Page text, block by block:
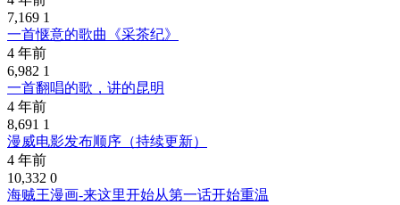
7,169 1
一首惬意的歌曲《采茶纪》
4 年前
6,982 1
一首翻唱的歌，讲的昆明
4 年前
8,691 1
漫威电影发布顺序（持续更新）
4 年前
10,332 0
海贼王漫画-来这里开始从第一话开始重温